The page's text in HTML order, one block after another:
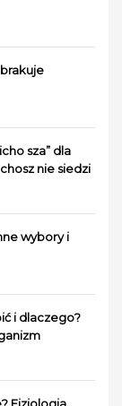
sza” dla
nie siedzi
wybory i
i dlaczego?